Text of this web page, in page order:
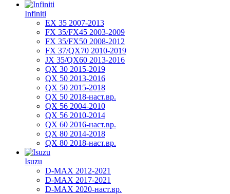
Infiniti
EX 35 2007-2013
FX 35/FX45 2003-2009
FX 35/FX50 2008-2012
FX 37/QX70 2010-2019
JX 35/QX60 2013-2016
QX 30 2015-2019
QX 50 2013-2016
QX 50 2015-2018
QX 50 2018-наст.вр.
QX 56 2004-2010
QX 56 2010-2014
QX 60 2016-наст.вр.
QX 80 2014-2018
QX 80 2018-наст.вр.
Isuzu
D-MAX 2012-2021
D-MAX 2017-2021
D-MAX 2020-наст.вр.